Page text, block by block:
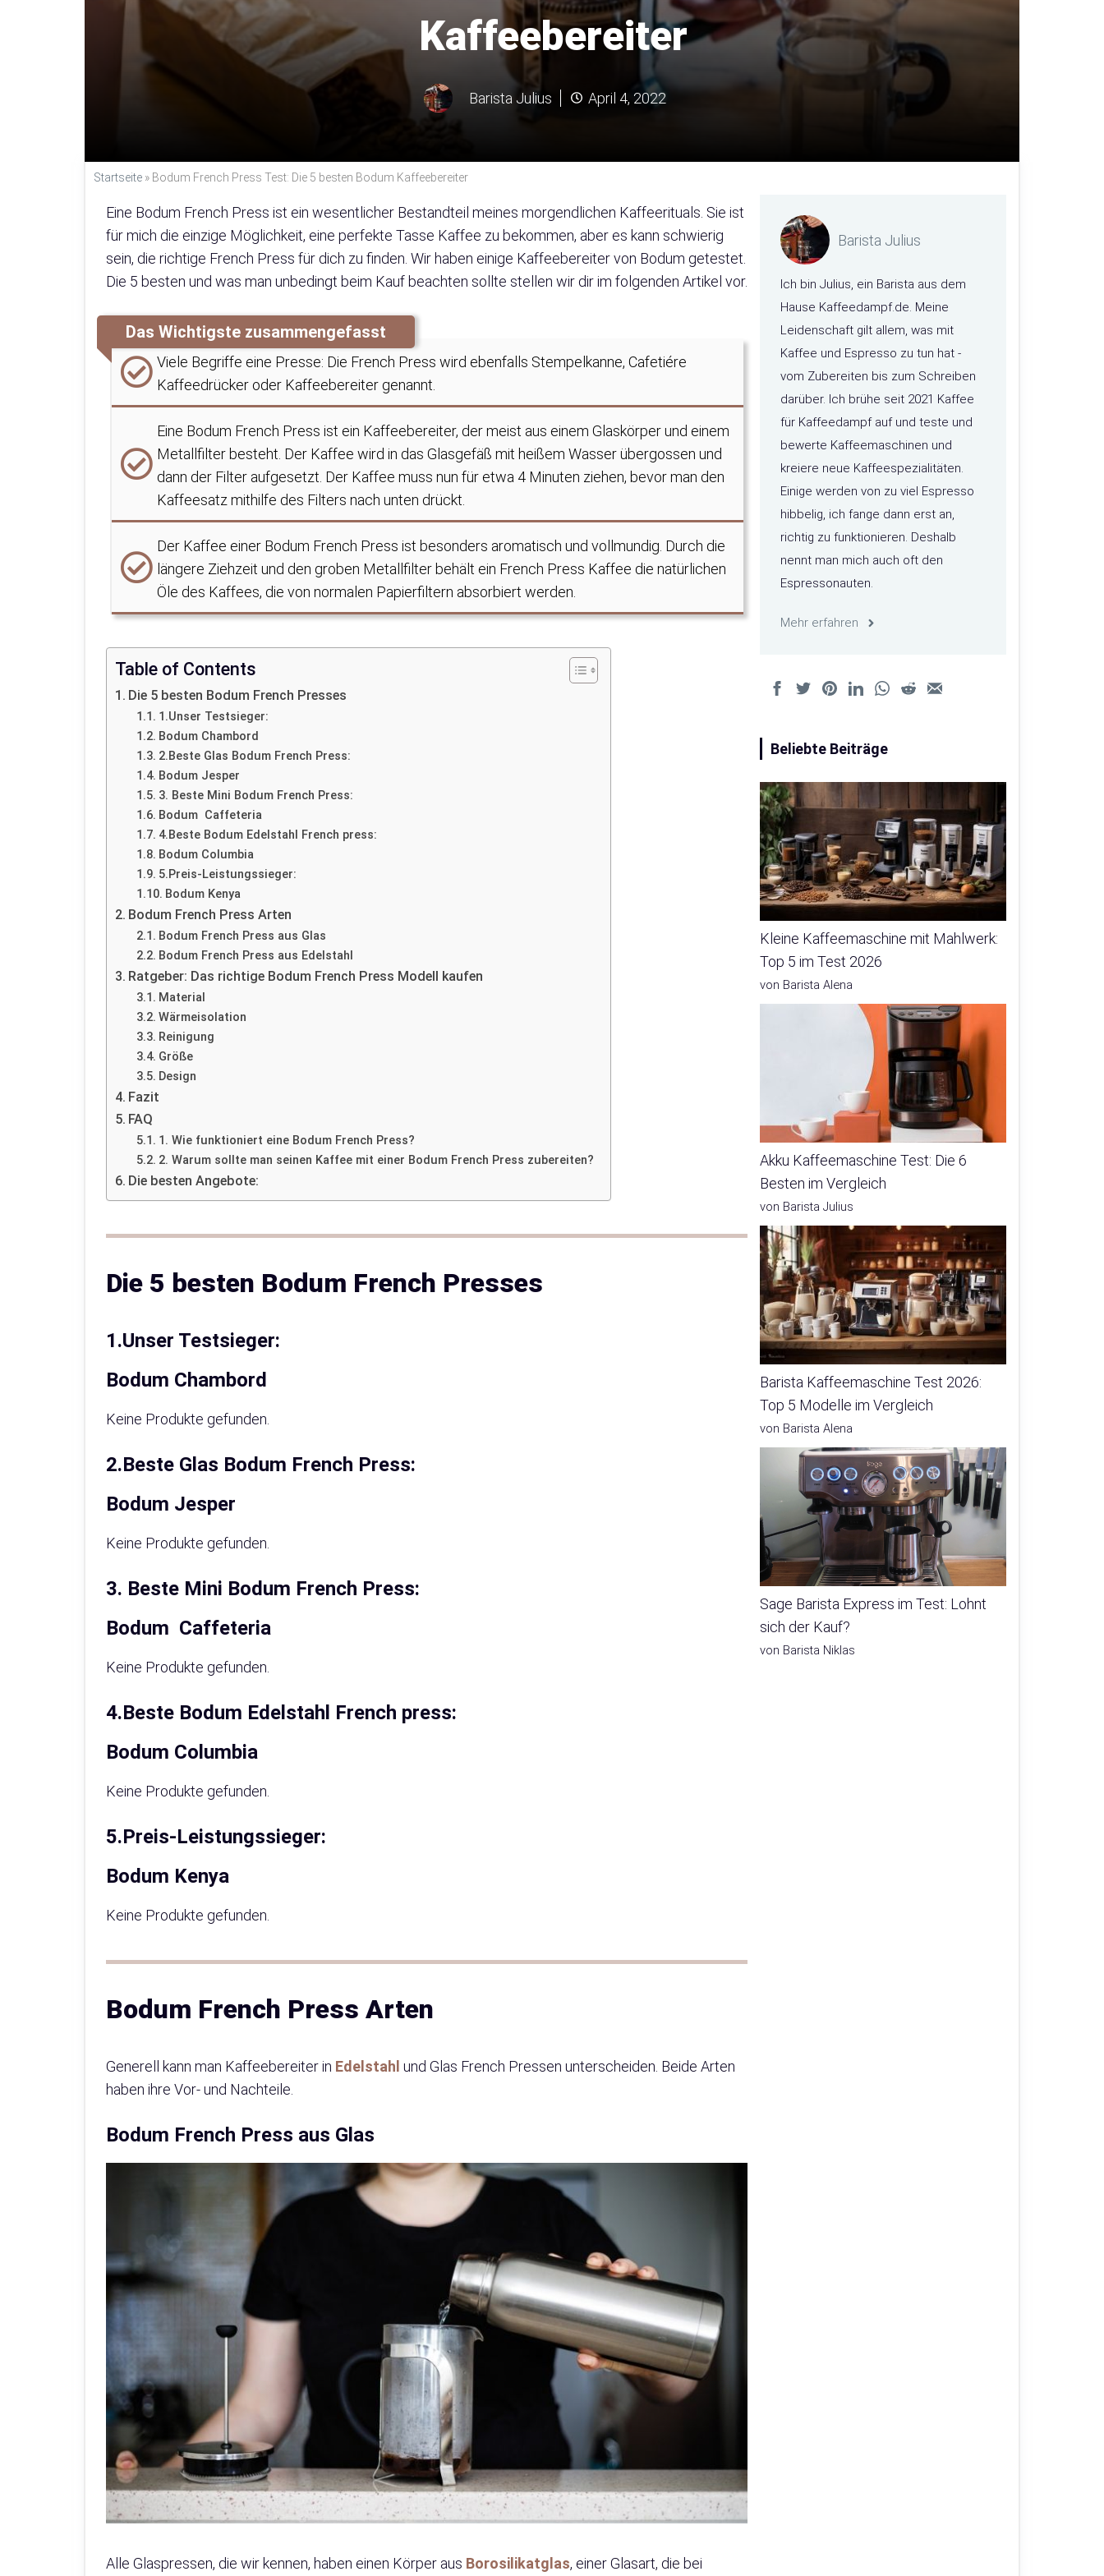
Kaffeebereiter
Barista Julius April 4, 2022
Startseite » Bodum French Press Test: Die 5 besten Bodum Kaffeebereiter
Eine Bodum French Press ist ein wesentlicher Bestandteil meines morgendlichen Kaffeerituals. Sie ist
für mich die einzige Möglichkeit, eine perfekte Tasse Kaffee zu bekommen, aber es kann schwierig
sein, die richtige French Press für dich zu finden. Wir haben einige Kaffeebereiter von Bodum getestet.
Die 5 besten und was man unbedingt beim Kauf beachten sollte stellen wir dir im folgenden Artikel vor.
Das Wichtigste zusammengefasst
Viele Begriffe eine Presse: Die French Press wird ebenfalls Stempelkanne, Cafetiére
Kaffeedrücker oder Kaffeebereiter genannt.
Eine Bodum French Press ist ein Kaffeebereiter, der meist aus einem Glaskörper und einem
Metallfilter besteht. Der Kaffee wird in das Glasgefäß mit heißem Wasser übergossen und
dann der Filter aufgesetzt. Der Kaffee muss nun für etwa 4 Minuten ziehen, bevor man den
Kaffeesatz mithilfe des Filters nach unten drückt.
Der Kaffee einer Bodum French Press ist besonders aromatisch und vollmundig. Durch die
längere Ziehzeit und den groben Metallfilter behält ein French Press Kaffee die natürlichen
Öle des Kaffees, die von normalen Papierfiltern absorbiert werden.
Table of Contents
Die 5 besten Bodum French Presses
1.Unser Testsieger:
Bodum Chambord
2.Beste Glas Bodum French Press:
Bodum Jesper
3. Beste Mini Bodum French Press:
Bodum Caffeteria
4.Beste Bodum Edelstahl French press:
Bodum Columbia
5.Preis-Leistungssieger:
Bodum Kenya
Bodum French Press Arten
Bodum French Press aus Glas
Bodum French Press aus Edelstahl
Ratgeber: Das richtige Bodum French Press Modell kaufen
Material
Wärmeisolation
Reinigung
Größe
Design
Fazit
FAQ
1. Wie funktioniert eine Bodum French Press?
2. Warum sollte man seinen Kaffee mit einer Bodum French Press zubereiten?
Die besten Angebote:
Die 5 besten Bodum French Presses
1.Unser Testsieger:
Bodum Chambord
Keine Produkte gefunden.
2.Beste Glas Bodum French Press:
Bodum Jesper
Keine Produkte gefunden.
3. Beste Mini Bodum French Press:
Bodum Caffeteria
Keine Produkte gefunden.
4.Beste Bodum Edelstahl French press:
Bodum Columbia
Keine Produkte gefunden.
5.Preis-Leistungssieger:
Bodum Kenya
Keine Produkte gefunden.
Bodum French Press Arten
Generell kann man Kaffeebereiter in Edelstahl und Glas French Pressen unterscheiden. Beide Arten
haben ihre Vor- und Nachteile.
Bodum French Press aus Glas
Alle Glaspressen, die wir kennen, haben einen Körper aus Borosilikatglas, einer Glasart, die bei
Barista Julius
Ich bin Julius, ein Barista aus dem
Hause Kaffeedampf.de. Meine
Leidenschaft gilt allem, was mit
Kaffee und Espresso zu tun hat -
vom Zubereiten bis zum Schreiben
darüber. Ich brühe seit 2021 Kaffee
für Kaffeedampf auf und teste und
bewerte Kaffeemaschinen und
kreiere neue Kaffeespezialitäten.
Einige werden von zu viel Espresso
hibbelig, ich fange dann erst an,
richtig zu funktionieren. Deshalb
nennt man mich auch oft den
Espressonauten.
Mehr erfahren
Beliebte Beiträge
Kleine Kaffeemaschine mit Mahlwerk:
Top 5 im Test 2026
von Barista Alena
Akku Kaffeemaschine Test: Die 6
Besten im Vergleich
von Barista Julius
Barista Kaffeemaschine Test 2026:
Top 5 Modelle im Vergleich
von Barista Alena
Sage Barista Express im Test: Lohnt
sich der Kauf?
von Barista Niklas